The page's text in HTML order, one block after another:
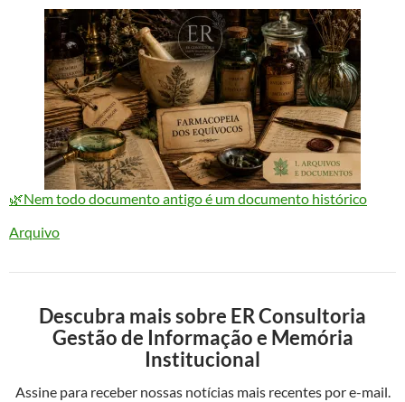
🌿Nem todo documento antigo é um documento histórico
Em relação a
Arquivo
Descubra mais sobre ER Consultoria
Gestão de Informação e Memória
Institucional
Assine para receber nossas notícias mais recentes por e-mail.